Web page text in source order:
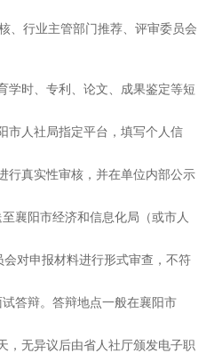
、行业主管部门推荐、评审委员会
学时、专利、论文、成果鉴定等短
市人社局指定平台，填写个人信
行真实性审核，并在单位内部公示
至襄阳市经济和信息化局（或市人
对申报材料进行形式审查，不符
答辩。答辩地点一般在襄阳市
，无异议后由省人社厅颁发电子职